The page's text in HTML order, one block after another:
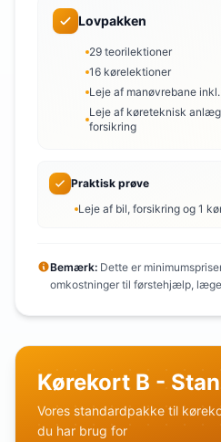
Lovpakken
29 teorilektioner
16 kørelektioner
Leje af manøvrebane
Leje af køreteknisk
forsikring
Praktisk prøve
Leje af bil, forsikring og 1
Bemærk: Dette er
omkostninger til førstehjælp,
Kørekort B -
Vores standardpakke til
du har brug for